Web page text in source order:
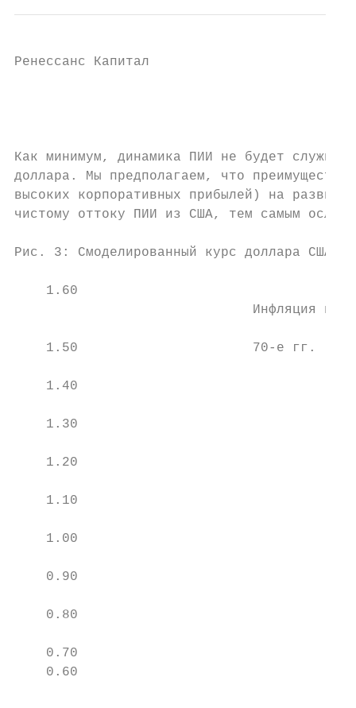
Ренессанс Капитал
                                                                                                                                                                                                                                                                                                                                                                                   17 ноября 2020 г.

                                                                                                                                                                                                                                                                                                                                                                                   Thoughts from a Renaissance man

Как минимум, динамика ПИИ не будет служить дополнительному укреплению
доллара. Мы предполагаем, что преимущества дешевой рабочей силы (и более
высоких корпоративных прибылей) на развивающихся рынках опять приведут к
чистому оттоку ПИИ из США, тем самым ослабляя доллар.

Рис. 3: Смоделированный курс доллара США к евро с 1975 г.
                                                                                                                                                                                                                                                                                                                                                                                                                                                                                        Укрепление
    1.60                                                                                                                                                                                                                                                                                                                                                                                                                                                                                доллара из-за
                              Инфляция в                                                                                                                                 Объединение Германии                                                                                                                 Рост на 20% из-за
                                                                                                                                                                                                                                                                                                              репатриации                                                                                                                                                               репатриации
    1.50                      70-е гг.
                                                                                                                                                                                                                                                                                                              долларов
    1.40

    1.30                                                                                   Среднее за 45 лет:
                                                                                           1.18 USD/EUR
    1.20

    1.10

    1.00
                                                                                                                                                                                                                                                                                                                                                            Бычий, а затем медвежий
    0.90                                Высокие                                                                                                                                                                                                                                                                                                             тренд на развивающихся рынках
                                        процентные ставки
    0.80                                Волкера
                                                                                                                                                                                                                                                                                                    Лопнул пузырь
    0.70                                                                                                                                                                                                                                                                                            интернет-компаний
    0.60                                                                                                            Соглашение "Плаза"
                                                                                                                                                                  Январь 1989

                                                                                                                                                                                                                                                                                                Январь 2001
                Январь 1975

                                        Январь 1977

                                                           Январь 1979

                                                                             Январь 1981

                                                                                                     Январь 1983

                                                                                                                           Январь 1985

                                                                                                                                             Январь 1987

                                                                                                                                                                                          Январь 1991

                                                                                                                                                                                                             Январь 1993

                                                                                                                                                                                                                                Январь 1995

                                                                                                                                                                                                                                                        Январь 1997

                                                                                                                                                                                                                                                                              Январь 1999

                                                                                                                                                                                                                                                                                                                     Январь 2003

                                                                                                                                                                                                                                                                                                                                             Январь 2005

                                                                                                                                                                                                                                                                                                                                                                Январь 2007

                                                                                                                                                                                                                                                                                                                                                                                   Январь 2009

                                                                                                                                                                                                                                                                                                                                                                                                           Январь 2011

                                                                                                                                                                                                                                                                                                                                                                                                                                Январь 2013